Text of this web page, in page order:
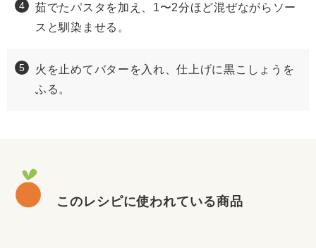
茹でたパスタを加え、1〜2分ほど混ぜながらソー
スと馴染ませる。
火を止めてバターを入れ、仕上げに黒こしょうを
ふる。
このレシピに使われている商品